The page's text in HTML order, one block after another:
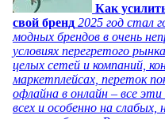
Как
свой бренд 2025 год стал
модных брендов в очень
условиях перегретого
целых сетей и компаний,
маркетплейсах, переток
офлайна в онлайн – все
всех и особенно на